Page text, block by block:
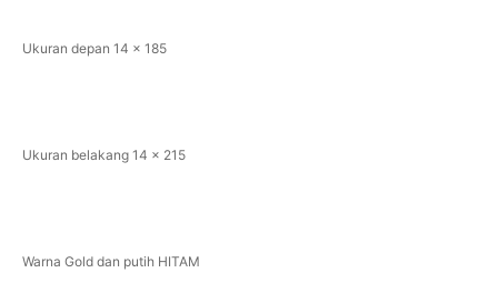
Ukuran depan 14 x 185
Ukuran belakang 14 x 215
Warna Gold dan putih HITAM